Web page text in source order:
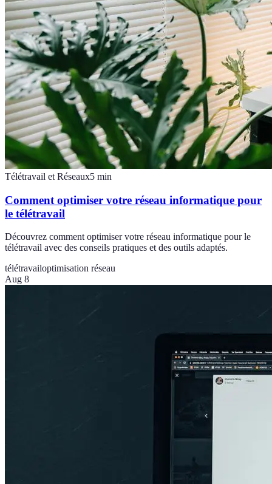
Télétravail et Réseaux5 min
Comment optimiser votre réseau informatique pour
le télétravail
Découvrez comment optimiser votre réseau informatique pour le
télétravail avec des conseils pratiques et des outils adaptés.
télétravailoptimisation réseau
Aug 8